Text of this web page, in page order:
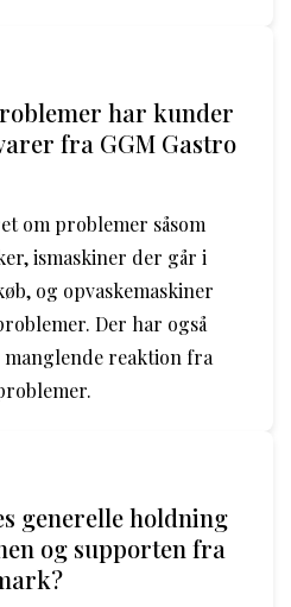
har kunder
fra GGM Gastro
om problemer såsom
ismaskiner der går i
og opvaskemaskiner
Der har også
reaktion fra
generelle holdning
og supporten fra